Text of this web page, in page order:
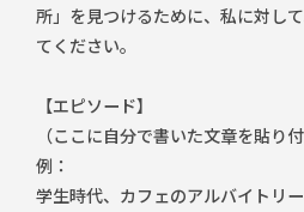
所」を見つけるために、私に対し
てください。
【エピソード】
（ここに自分で書いた文章を貼り付
例：
学生時代、カフェのアルバイトリ